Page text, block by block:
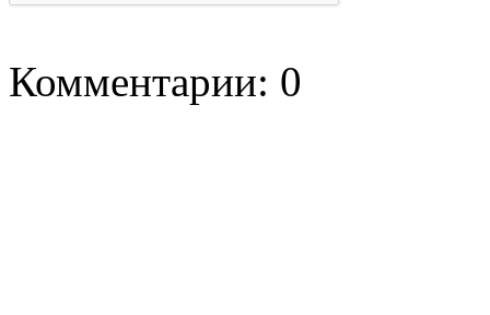
Комментарии: 0